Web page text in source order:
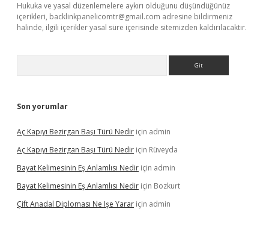
Hukuka ve yasal düzenlemelere aykırı olduğunu düşündüğünüz
içerikleri, backlinkpanelicomtr@gmail.com adresine bildirmeniz
halinde, ilgili içerikler yasal süre içerisinde sitemizden kaldırılacaktır.
Son yorumlar
Aç Kapıyı Bezirgan Başı Türü Nedir için admin
Aç Kapıyı Bezirgan Başı Türü Nedir için Rüveyda
Bayat Kelimesinin Eş Anlamlısı Nedir için admin
Bayat Kelimesinin Eş Anlamlısı Nedir için Bozkurt
Çift Anadal Diploması Ne Işe Yarar için admin